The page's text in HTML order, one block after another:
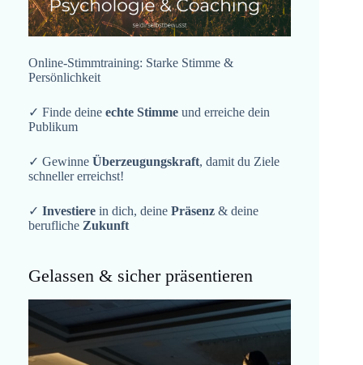
Online-Stimmtraining: Starke Stimme &
Persönlichkeit
✓ Finde deine echte Stimme und erreiche dein
Publikum
✓ Gewinne Überzeugungskraft, damit du Ziele
schneller erreichst!
✓ Investiere in dich, deine Präsenz & deine
berufliche Zukunft
Gelassen & sicher präsentieren